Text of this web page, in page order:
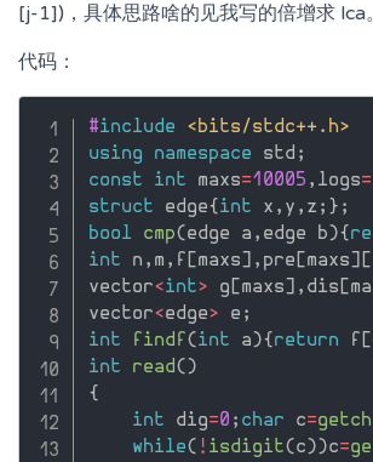
[j-1])，具体思路啥的见我写的倍增求 lca。
代码：
#include
<bits/stdc++.h>
using
namespace std ;
const
int maxs=10005 , logs=
struct edge{int x , y , z ; } ;
bool
cmp(edge a , edge b){
int n , m , f [maxs] , pre [maxs] [
vector<int> g [maxs] , dis [
vector<edge> e ;
int
findf (int a){return f [
int
read()
{
int dig=0 ; char c=
while( ! isdigit(c))c=